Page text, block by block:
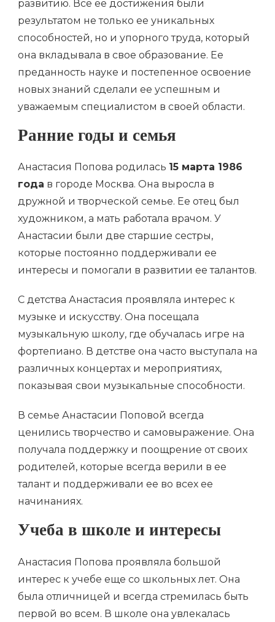
развитию. Все ее достижения были
результатом не только ее уникальных
способностей, но и упорного труда, который
она вкладывала в свое образование. Ее
преданность науке и постепенное освоение
новых знаний сделали ее успешным и
уважаемым специалистом в своей области.
Ранние годы и семья
Анастасия Попова родилась 15 марта 1986
года в городе Москва. Она выросла в
дружной и творческой семье. Ее отец был
художником, а мать работала врачом. У
Анастасии были две старшие сестры,
которые постоянно поддерживали ее
интересы и помогали в развитии ее талантов.
С детства Анастасия проявляла интерес к
музыке и искусству. Она посещала
музыкальную школу, где обучалась игре на
фортепиано. В детстве она часто выступала на
различных концертах и мероприятиях,
показывая свои музыкальные способности.
В семье Анастасии Поповой всегда
ценились творчество и самовыражение. Она
получала поддержку и поощрение от своих
родителей, которые всегда верили в ее
талант и поддерживали ее во всех ее
начинаниях.
Учеба в школе и интересы
Анастасия Попова проявляла большой
интерес к учебе еще со школьных лет. Она
была отличницей и всегда стремилась быть
первой во всем. В школе она увлекалась